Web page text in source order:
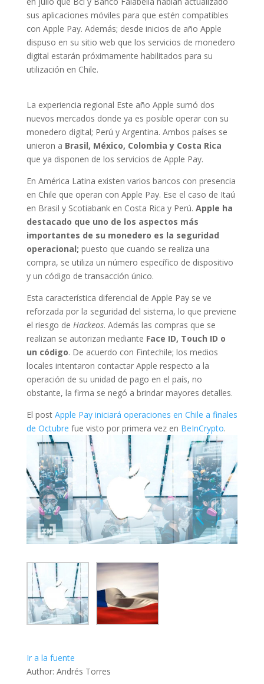
sus aplicaciones móviles para que estén compatibles
con Apple Pay. Además; desde inicios de año Apple
dispuso en su sitio web que los servicios de monedero
digital estarán próximamente habilitados para su
utilización en Chile.
La experiencia regional Este año Apple sumó dos
nuevos mercados donde ya es posible operar con su
monedero digital; Perú y Argentina. Ambos países se
unieron a Brasil, México, Colombia y Costa Rica
que ya disponen de los servicios de Apple Pay.
En América Latina existen varios bancos con presencia
en Chile que operan con Apple Pay. Ese el caso de Itaú
en Brasil y Scotiabank en Costa Rica y Perú. Apple ha
destacado que uno de los aspectos más
importantes de su monedero es la seguridad
operacional; puesto que cuando se realiza una
compra, se utiliza un número específico de dispositivo
y un código de transacción único.
Esta característica diferencial de Apple Pay se ve
reforzada por la seguridad del sistema, lo que previene
el riesgo de Hackeos. Además las compras que se
realizan se autorizan mediante Face ID, Touch ID o
un código. De acuerdo con Fintechile; los medios
locales intentaron contactar Apple respecto a la
operación de su unidad de pago en el país, no
obstante, la firma se negó a brindar mayores detalles.
El post Apple Pay iniciará operaciones en Chile a finales
de Octubre fue visto por primera vez en BeInCrypto.
Ir a la fuente
Author: Andrés Torres